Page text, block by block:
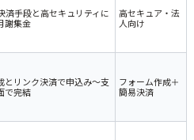
済手段と高セキュリティに
謝集金
高セキュア・法
人向け
とリンク決済で申込み～支
で完結
フォーム作成＋
簡易決済